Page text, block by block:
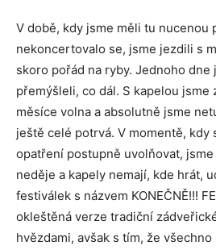
V době, kdy jsme měli tu nucenou
nekoncertovalo se, jsme jezdili s
skoro pořád na ryby. Jednoho dne
přemýšleli, co dál. S kapelou jsme
měsíce volna a absolutně jsme
ještě celé potrvá. V momentě, kdy
opatření postupně uvolňovat,
neděje a kapely nemají, kde hrát,
festiválek s názvem KONEČNĚ!!!
okleštěná verze tradiční
hvězdami, avšak s tím, že